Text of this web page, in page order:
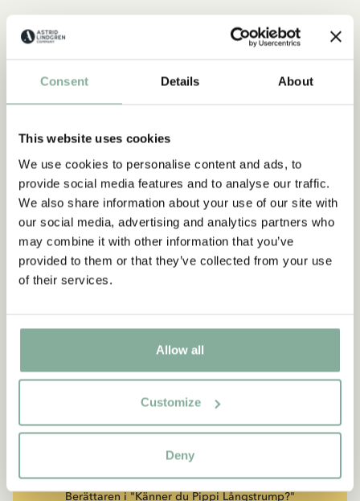
Consent Details About
This website uses cookies
We use cookies to personalise content and ads, to
provide social media features and to analyse our traffic.
We also share information about your use of our site with
our social media, advertising and analytics partners who
may combine it with other information that you’ve
provided to them or that they’ve collected from your use
of their services.
Allow all
Customize
Deny
CITAT
“Den som är väldigt stark
måste också vara väldigt
snäll.”
Berättaren i "Känner du Pippi Långstrump?"